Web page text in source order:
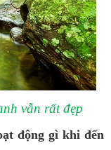
vẫn rất đẹp
động gì khi đến